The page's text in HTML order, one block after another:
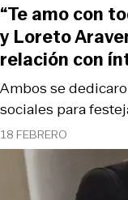
18 FEBRERO
Ambos se
sociales para
“Te amo con
y Loreto
relación con